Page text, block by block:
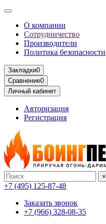
О компании
Сотрудничество
Производители
Политика безопасности
Закладки0
Сравнение0
Личный кабинет
Авторизация
Регистрация
×
+7 (495) 125-87-48
Заказать звонок
+7 (966) 328-08-35